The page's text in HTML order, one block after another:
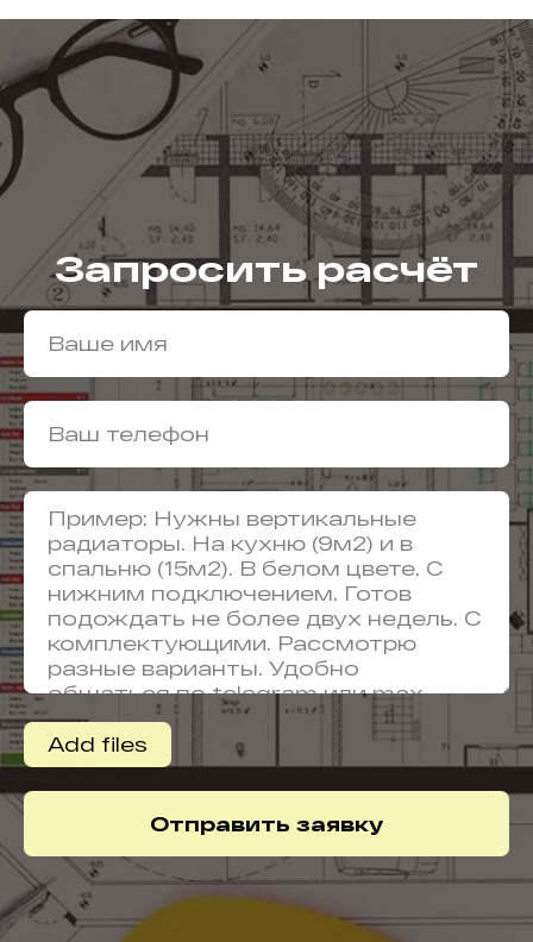
Запросить расчёт
Add files
Отправить заявку